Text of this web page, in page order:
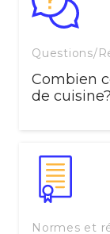
Questions/
Combien
de cuisine?
Normes et